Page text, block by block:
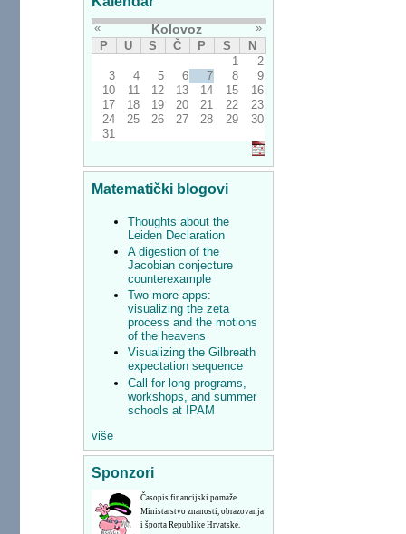
« Kolovoz
»
P
U S Č P S
N
1
2
3
4 5 6 7 8
9
10
11 12 13 14 15
16
17
18 19 20 21 22
23
24
25 26 27 28 29
30
31
Matematički blogovi
Thoughts about the
Leiden Declaration
A digestion of the
Jacobian conjecture
counterexample
Two more apps:
visualizing the zeta
process and the motions
of the heavens
Visualizing the Gilbreath
expectation sequence
Call for long programs,
workshops, and summer
schools at IPAM
više
Sponzori
Časopis financijski pomaže
Ministarstvo znanosti, obrazovanja
i športa Republike Hrvatske.